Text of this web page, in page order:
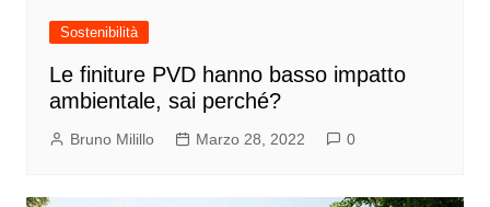
Sostenibilità
Le finiture PVD hanno basso impatto
ambientale, sai perché?
Bruno Milillo Marzo 28, 2022 0